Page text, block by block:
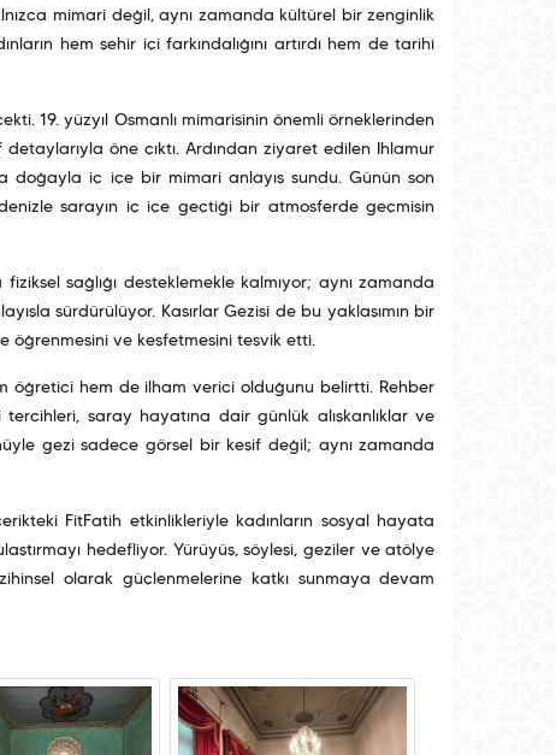
mimari değil, aynı zamanda kültürel bir zenginlik
hem şehir içi farkındalığını artırdı hem de tarihî
19. yüzyıl Osmanlı mimarisinin önemli örneklerinden
öne çıktı. Ardından ziyaret edilen Ihlamur
doğayla iç içe bir mimari anlayış sundu. Günün son
denizle sarayın iç içe geçtiği bir atmosferde geçmişin
sağlığı desteklemekle kalmıyor; aynı zamanda
sürdürülüyor. Kasırlar Gezisi de bu yaklaşımın bir
öğrenmesini ve keşfetmesini teşvik etti.
öğretici hem de ilham verici olduğunu belirtti. Rehber
saray hayatına dair günlük alışkanlıklar ve
gezi sadece görsel bir keşif değil; aynı zamanda
FitFatih etkinlikleriyle kadınların sosyal hayata
hedefliyor. Yürüyüş, söyleşi, geziler ve atölye
olarak güçlenmelerine katkı sunmaya devam